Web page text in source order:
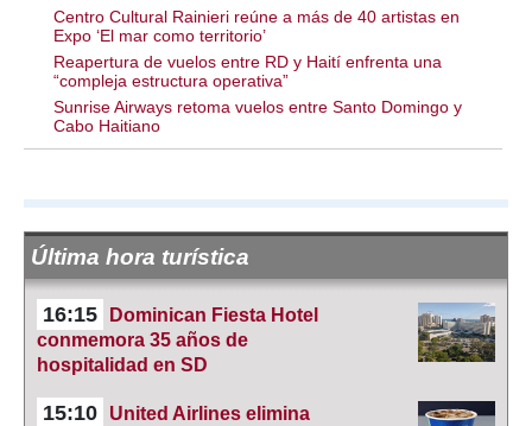
Centro Cultural Rainieri reúne a más de 40 artistas en
Expo ‘El mar como territorio’
Reapertura de vuelos entre RD y Haití enfrenta una
“compleja estructura operativa”
Sunrise Airways retoma vuelos entre Santo Domingo y
Cabo Haitiano
Última hora turística
16:15
Dominican Fiesta Hotel
conmemora 35 años de
hospitalidad en SD
15:10
United Airlines elimina